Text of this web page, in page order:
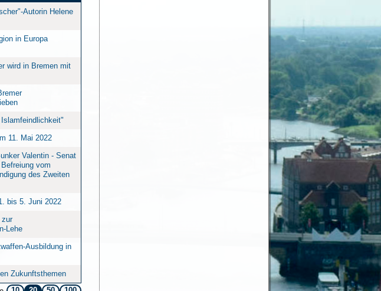
Autorin Helene
in Europa
wird in Bremen mit
11. Mai 2022
Valentin - Senat
vom
des Zweiten
bis 5. Juni 2022
zur
Lehe
Ausbildung in
Zukunftsthemen